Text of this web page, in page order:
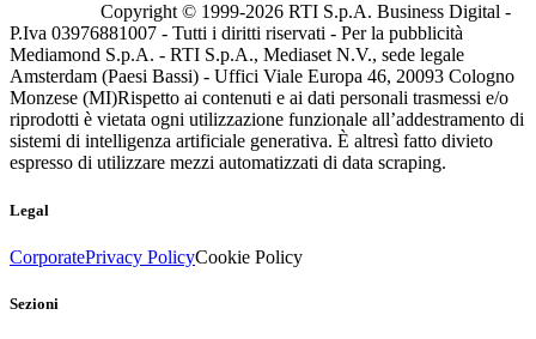
Copyright © 1999-2026 RTI S.p.A. Business Digital -
P.Iva 03976881007 - Tutti i diritti riservati - Per la pubblicità
Mediamond S.p.A. - RTI S.p.A., Mediaset N.V., sede legale
Amsterdam (Paesi Bassi) - Uffici Viale Europa 46, 20093 Cologno
Monzese (MI)Rispetto ai contenuti e ai dati personali trasmessi e/o
riprodotti è vietata ogni utilizzazione funzionale all’addestramento di
sistemi di intelligenza artificiale generativa. È altresì fatto divieto
espresso di utilizzare mezzi automatizzati di data scraping.
Legal
CorporatePrivacy PolicyCookie Policy
Sezioni